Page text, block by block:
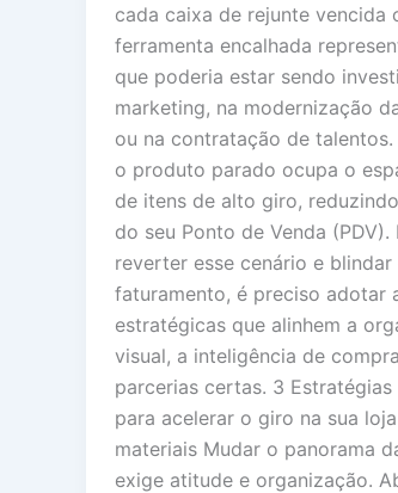
cada caixa de rejunte vencida
ferramenta encalhada
que poderia estar sendo
marketing, na modernização
ou na contratação de talentos.
o produto parado ocupa o
de itens de alto giro,
do seu Ponto de Venda (PDV).
reverter esse cenário e blindar
faturamento, é preciso adotar
estratégicas que alinhem a
visual, a inteligência de
parcerias certas. 3
para acelerar o giro na sua
materiais Mudar o panorama
exige atitude e organização.